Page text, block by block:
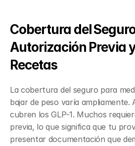
Cobertura del
Autorización Previa
Recetas
La cobertura del seguro para
bajar de peso varía ampliamente.
cubren los GLP-1. Muchos
previa, lo que significa que tu
presentar documentación que